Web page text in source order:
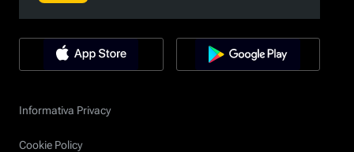
Informativa Privacy
Cookie Policy